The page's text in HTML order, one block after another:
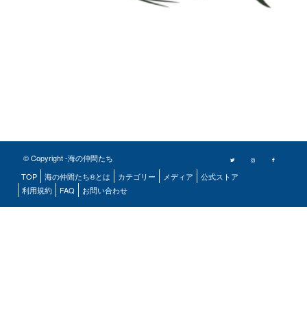
© Copyright -海の仲間たち
TOP
海の仲間たち®とは カテゴリー メディア
公式ストア
利用規約
FAQ お問い合わせ